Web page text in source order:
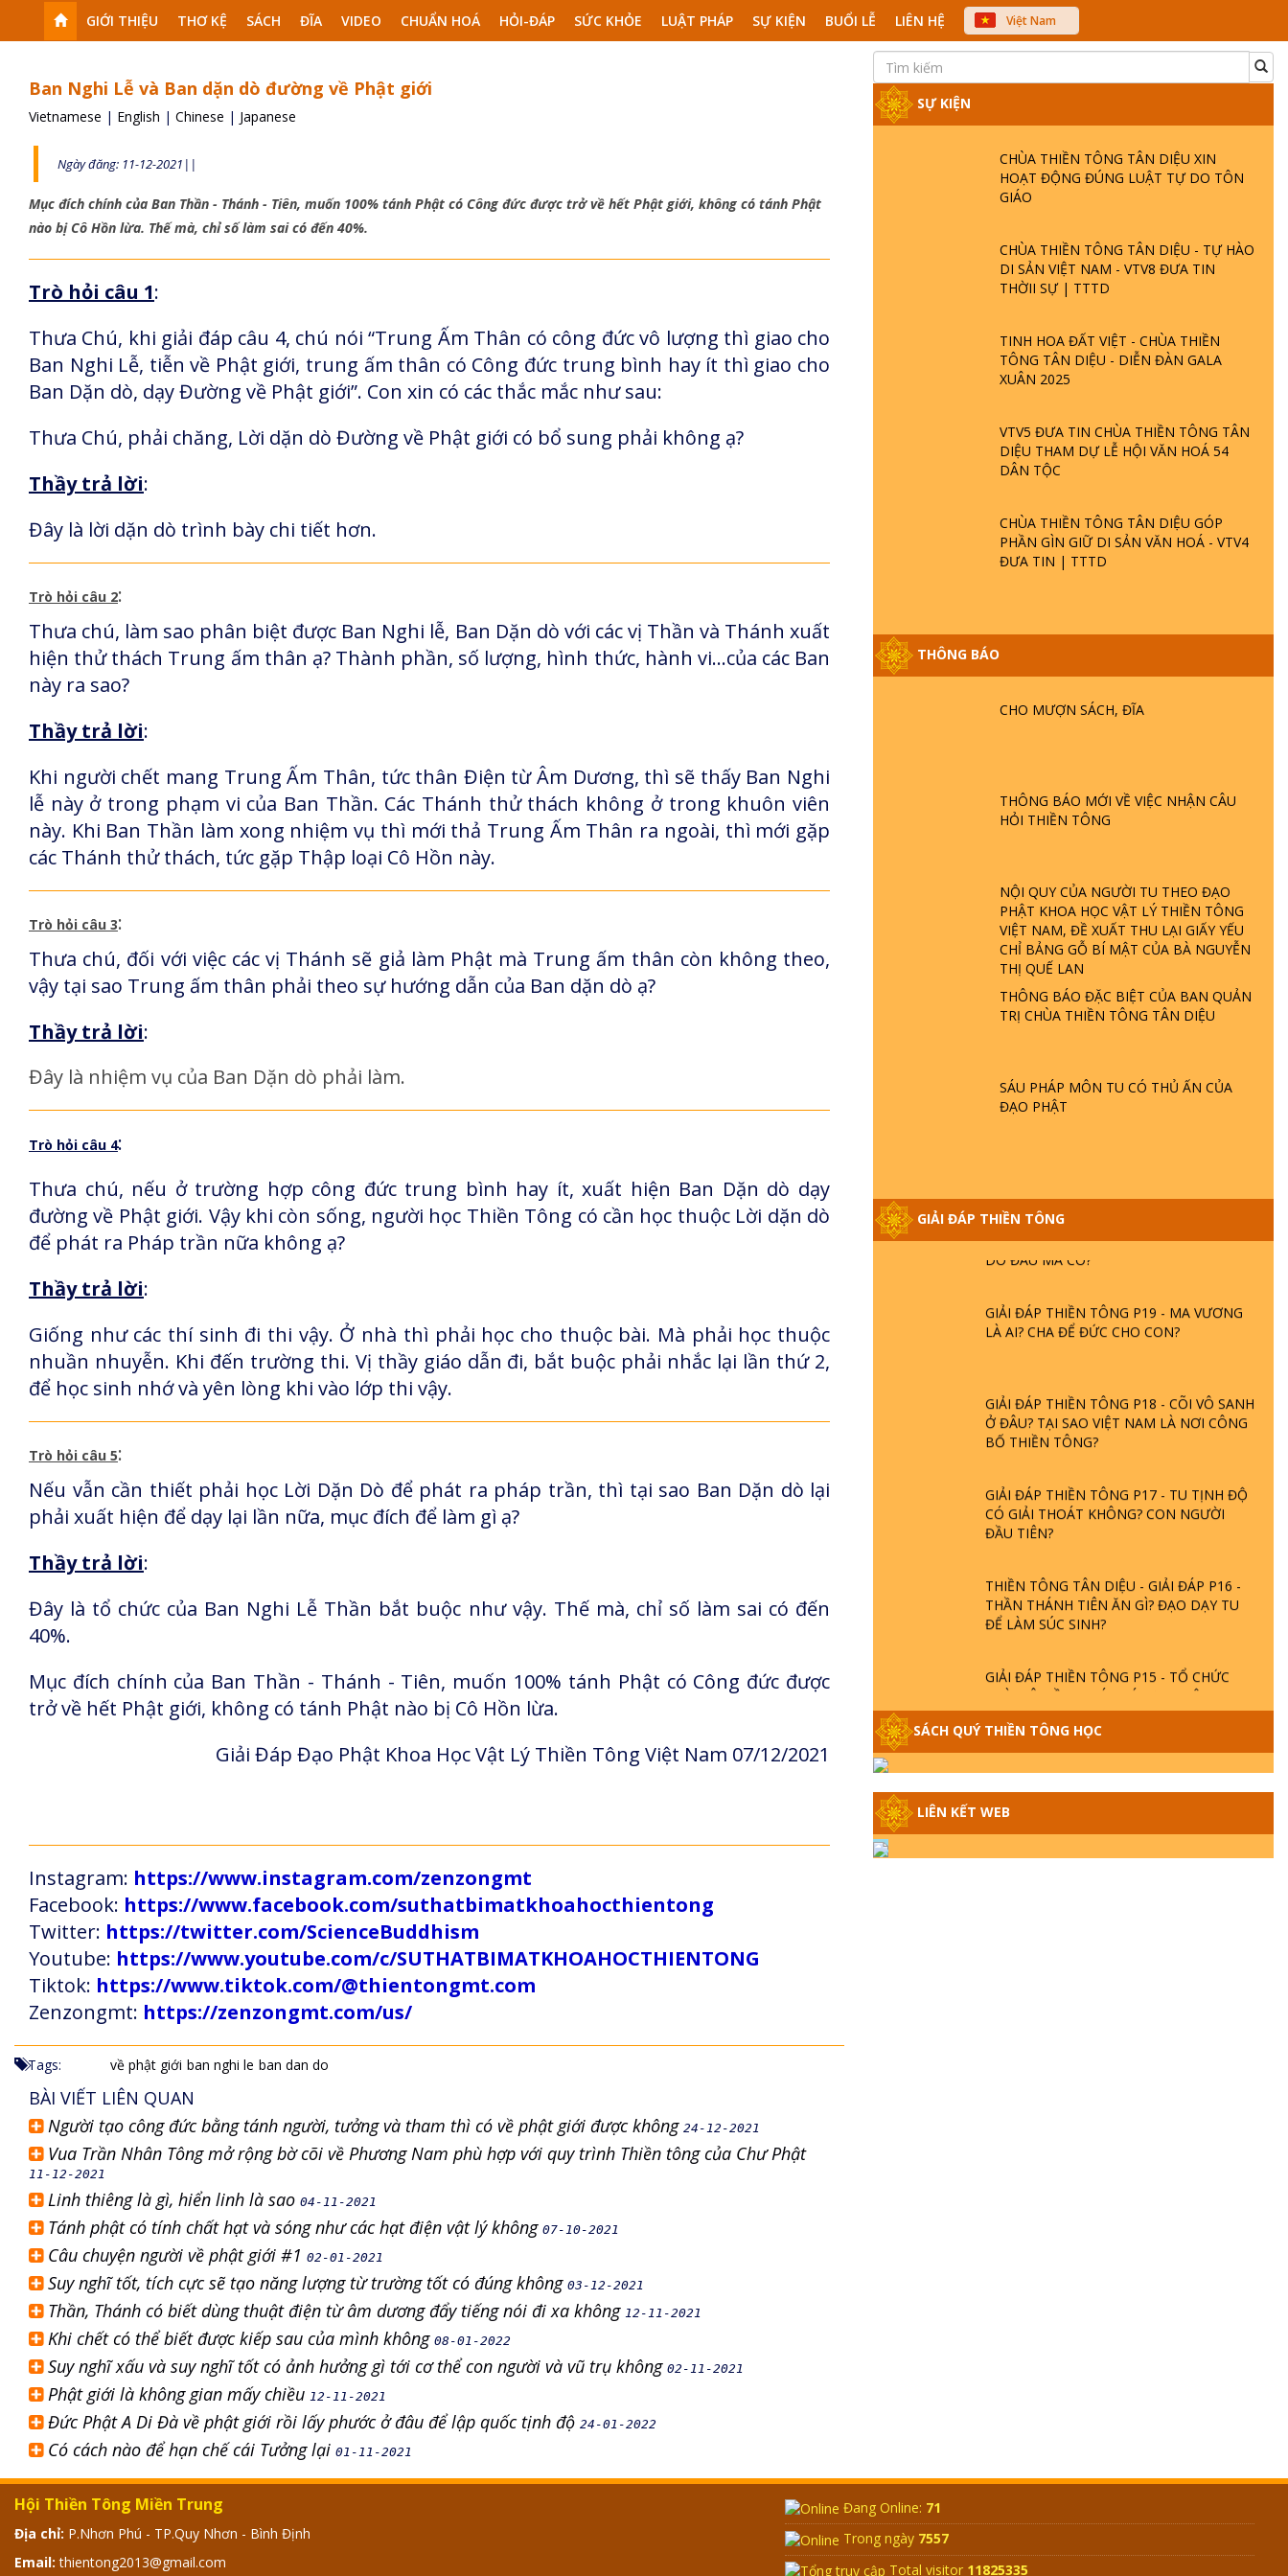
GIỚI THIỆU THƠ KỆ SÁCH ĐĨA VIDEO CHUẨN HOÁ HỎI-ĐÁP SỨC KHỎE LUẬT PHÁP SỰ KIỆN BUỔI LỄ LIÊN HỆ
Việt Nam
中文
Ban Nghi Lễ và Ban dặn dò đường về Phật giới
Vietnamese | English | Chinese | Japanese
Ngày đăng: 11-12-2021||
Mục đích chính của Ban Thần - Thánh - Tiên, muốn 100% tánh Phật có Công đức được trở về hết Phật giới, không có tánh Phật
nào bị Cô Hồn lừa. Thế mà, chỉ số làm sai có đến 40%.
Trò hỏi câu 1:
Thưa Chú, khi giải đáp câu 4, chú nói “Trung Ấm Thân có công đức vô lượng thì giao cho
Ban Nghi Lễ, tiễn về Phật giới, trung ấm thân có Công đức trung bình hay ít thì giao cho
Ban Dặn dò, dạy Đường về Phật giới”. Con xin có các thắc mắc như sau:
Thưa Chú, phải chăng, Lời dặn dò Đường về Phật giới có bổ sung phải không ạ?
Thầy trả lời:
Đây là lời dặn dò trình bày chi tiết hơn.
Trò hỏi câu 2:
Thưa chú, làm sao phân biệt được Ban Nghi lễ, Ban Dặn dò với các vị Thần và Thánh xuất
hiện thử thách Trung ấm thân ạ? Thành phần, số lượng, hình thức, hành vi…của các Ban
này ra sao?
Thầy trả lời:
Khi người chết mang Trung Ấm Thân, tức thân Điện từ Âm Dương, thì sẽ thấy Ban Nghi
lễ này ở trong phạm vi của Ban Thần. Các Thánh thử thách không ở trong khuôn viên
này. Khi Ban Thần làm xong nhiệm vụ thì mới thả Trung Ấm Thân ra ngoài, thì mới gặp
các Thánh thử thách, tức gặp Thập loại Cô Hồn này.
Trò hỏi câu 3:
Thưa chú, đối với việc các vị Thánh sẽ giả làm Phật mà Trung ấm thân còn không theo,
vậy tại sao Trung ấm thân phải theo sự hướng dẫn của Ban dặn dò ạ?
Thầy trả lời:
Đây là nhiệm vụ của Ban Dặn dò phải làm.
Trò hỏi câu 4:
Thưa chú, nếu ở trường hợp công đức trung bình hay ít, xuất hiện Ban Dặn dò dạy
đường về Phật giới. Vậy khi còn sống, người học Thiền Tông có cần học thuộc Lời dặn dò
để phát ra Pháp trần nữa không ạ?
Thầy trả lời:
Giống như các thí sinh đi thi vậy. Ở nhà thì phải học cho thuộc bài. Mà phải học thuộc
nhuần nhuyễn. Khi đến trường thi. Vị thầy giáo dẫn đi, bắt buộc phải nhắc lại lần thứ 2,
để học sinh nhớ và yên lòng khi vào lớp thi vậy.
Trò hỏi câu 5:
Nếu vẫn cần thiết phải học Lời Dặn Dò để phát ra pháp trần, thì tại sao Ban Dặn dò lại
phải xuất hiện để dạy lại lần nữa, mục đích để làm gì ạ?
Thầy trả lời:
Đây là tổ chức của Ban Nghi Lễ Thần bắt buộc như vậy. Thế mà, chỉ số làm sai có đến
40%.
Mục đích chính của Ban Thần - Thánh - Tiên, muốn 100% tánh Phật có Công đức được
trở về hết Phật giới, không có tánh Phật nào bị Cô Hồn lừa.
Giải Đáp Đạo Phật Khoa Học Vật Lý Thiền Tông Việt Nam 07/12/2021
Instagram: https://www.instagram.com/zenzongmt
Facebook: https://www.facebook.com/suthatbimatkhoahocthientong
Twitter: https://twitter.com/ScienceBuddhism
Youtube: https://www.youtube.com/c/SUTHATBIMATKHOAHOCTHIENTONG
Tiktok: https://www.tiktok.com/@thientongmt.com
Zenzongmt: https://zenzongmt.com/us/
Tags: về phật giới ban nghi le ban dan do
BÀI VIẾT LIÊN QUAN
Người tạo công đức bằng tánh người, tưởng và tham thì có về phật giới được không 24-12-2021
Vua Trần Nhân Tông mở rộng bờ cõi về Phương Nam phù hợp với quy trình Thiền tông của Chư Phật
11-12-2021
Linh thiêng là gì, hiển linh là sao 04-11-2021
Tánh phật có tính chất hạt và sóng như các hạt điện vật lý không 07-10-2021
Câu chuyện người về phật giới #1 02-01-2021
Suy nghĩ tốt, tích cực sẽ tạo năng lượng từ trường tốt có đúng không 03-12-2021
Thần, Thánh có biết dùng thuật điện từ âm dương đẩy tiếng nói đi xa không 12-11-2021
Khi chết có thể biết được kiếp sau của mình không 08-01-2022
Suy nghĩ xấu và suy nghĩ tốt có ảnh hưởng gì tới cơ thể con người và vũ trụ không 02-11-2021
Phật giới là không gian mấy chiều 12-11-2021
Đức Phật A Di Đà về phật giới rồi lấy phước ở đâu để lập quốc tịnh độ 24-01-2022
Có cách nào để hạn chế cái Tưởng lại 01-11-2021
SỰ KIỆN
CHÙA THIỀN TÔNG TÂN DIỆU XIN
HOẠT ĐỘNG ĐÚNG LUẬT TỰ DO TÔN
GIÁO
CHÙA THIỀN TÔNG TÂN DIỆU - TỰ HÀO
DI SẢN VIỆT NAM - VTV8 ĐƯA TIN
THỜII SỰ | TTTD
TINH HOA ĐẤT VIỆT - CHÙA THIỀN
TÔNG TÂN DIỆU - DIỄN ĐÀN GALA
XUÂN 2025
VTV5 ĐƯA TIN CHÙA THIỀN TÔNG TÂN
DIỆU THAM DỰ LỄ HỘI VĂN HOÁ 54
DÂN TỘC
CHÙA THIỀN TÔNG TÂN DIỆU GÓP
PHẦN GÌN GIỮ DI SẢN VĂN HOÁ - VTV4
ĐƯA TIN | TTTD
THÔNG BÁO
CHO MƯỢN SÁCH, ĐĨA
THÔNG BÁO MỚI VỀ VIỆC NHẬN CÂU
HỎI THIỀN TÔNG
NỘI QUY CỦA NGƯỜI TU THEO ĐẠO
PHẬT KHOA HỌC VẬT LÝ THIỀN TÔNG
VIỆT NAM, ĐỀ XUẤT THU LẠI GIẤY YẾU
CHỈ BẢNG GỖ BÍ MẬT CỦA BÀ NGUYỄN
THỊ QUẾ LAN
THÔNG BÁO ĐẶC BIỆT CỦA BAN QUẢN
TRỊ CHÙA THIỀN TÔNG TÂN DIỆU
SÁU PHÁP MÔN TU CÓ THỦ ẤN CỦA
ĐẠO PHẬT
GIẢI ĐÁP THIỀN TÔNG
GIẢI ĐÁP ĐẶC BIỆT P25 - SUỐT 49 NĂM
PHẬT KHÔNG NÓI? HỘI LONG HOA LÀ
HỘI GÌ? TỬ VÌ ĐẠO
PHẬT GIỚI CÓ THỜI GIAN KHÔNG? |
TTTD
LÀ AI? QUỶ SA TĂNG? | TTTD
GIẢI ĐÁP THIỀN TÔNG ĐẶC BIỆT P22 - TẠI
SAO TRÁI ĐẤT NHIỀU THIÊN TAI - LŨ LỤT
- HỎA HOẠN | TTTD
GIẢI ĐÁP THIỀN TÔNG ĐẶC BIỆT P21 - TẠI
GIẢI ĐÁP VỀ LỄ TIỄN THIỀN TÔNG SƯ
GIẢI ĐÁP THIỀN TÔNG ĐẶC BIỆT PHẦN 20
- BÁC NGUYỄN NHÂN LÀ AI? PHIỀN NÃO
DO ĐÂU MÀ CÓ?
LÀ AI? CHA ĐỂ ĐỨC CHO CON?
Ở ĐÂU? TẠI SAO VIỆT NAM LÀ NƠI CÔNG
BỐ THIỀN TÔNG?
CÓ GIẢI THOÁT KHÔNG? CON NGƯỜI
ĐẦU TIÊN?
THẦN THÁNH TIÊN ĂN GÌ? ĐẠO DẠY TU
ĐỂ LÀM SÚC SINH?
GIẢI ĐÁP THIỀN TÔNG P15 - TỔ CHỨC
LOÀI CÔ HỒN - GIÁO LÝ ĐẠO PHẬT KHI
GIẢI ĐÁP THIỀN TÔNG ĐẶC BIỆT - P14 -
NGUỒN GỐC ÂM LỊCH DƯƠNG LỊCH -
TẦNG BÌNH LƯU LỚN ĐẾN ĐÂU
CON NGƯỜI TU THÀNH PHẬT ĐƯỢC
SÁCH QUÝ THIỀN TÔNG HỌC
LIÊN KẾT WEB
Hội Thiền Tông Miền Trung
Địa chỉ: P.Nhơn Phú - TP.Quy Nhơn - Bình Định
Email: thientong2013@gmail.com
Đang Online: 71
Trong ngày 7557
Total visitor 11825335